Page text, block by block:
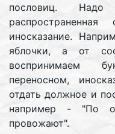
пословиц.
иносказание.
яблочки, а от
воспринимаем
переносном,
отдать должное и
например - "По
провожают".